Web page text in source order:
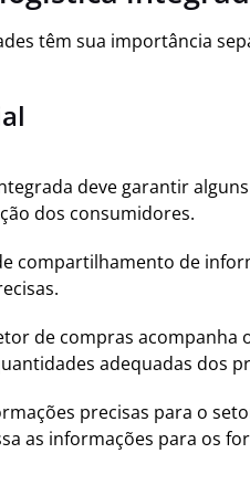
têm sua importância
deve garantir
dos consumidores.
compartilhamento de
de compras acompanha
adequadas dos
precisas para o
as informações para os